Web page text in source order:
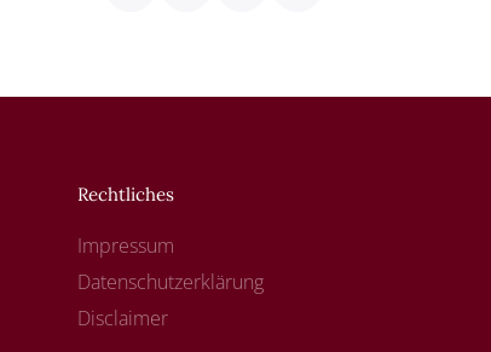
Rechtliches
Impressum
Datenschutzerklärung
Disclaimer